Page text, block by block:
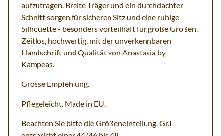
aufzutragen. Breite Träger und ein durchdachter
Schnitt sorgen für sicheren Sitz und eine ruhige
Silhouette - besonders vorteilhaft für große Größen.
Zeitlos, hochwertig, mit der unverkennbaren
Handschrift und Qualität von Anastasia by
Kampeas.
Grosse Empfehlung.
Pflegeleicht. Made in EU.
Beachten Sie bitte die Größeneinteilung. Gr.I